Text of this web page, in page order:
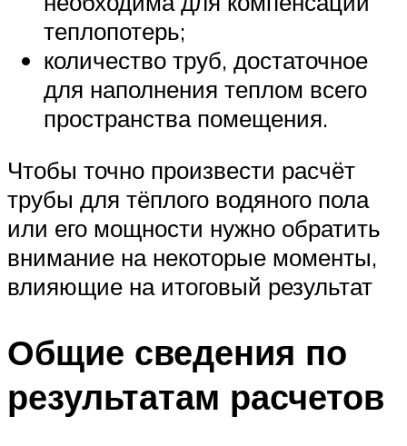
теплопотерь;
количество труб, достаточное
для наполнения теплом всего
пространства помещения.
Чтобы точно произвести расчёт
трубы для тёплого водяного пола
или его мощности нужно обратить
внимание на некоторые моменты,
влияющие на итоговый результат
Общие сведения по
результатам расчетов